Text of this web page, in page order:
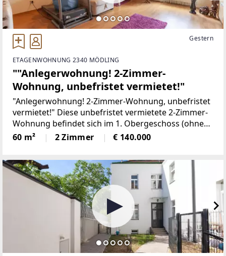
Gestern
ETAGENWOHNUNG 2340 MÖDLING
""Anlegerwohnung! 2-Zimmer-
Wohnung, unbefristet vermietet!"
"Anlegerwohnung! 2-Zimmer-Wohnung, unbefristet
vermietet!" Diese unbefristet vermietete 2-Zimmer-
Wohnung befindet sich im 1. Obergeschoss (ohne
Lift) einer gepflegten Wohnhausanlage. Sie richtet
sich insbesondere an Investoren,
60 m² 2 Zimmer € 140.000